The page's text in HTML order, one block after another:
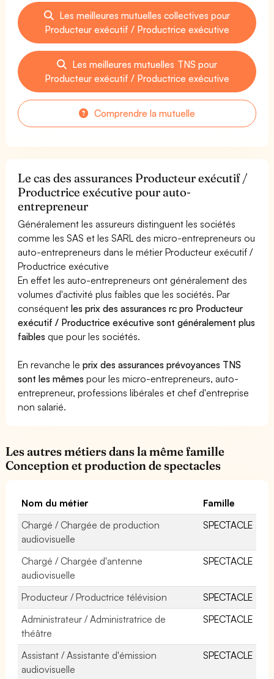
Les meilleures mutuelles collectives pour
Producteur exécutif / Productrice exécutive
Les meilleures mutuelles TNS pour
Producteur exécutif / Productrice exécutive
Comprendre la mutuelle
Le cas des assurances Producteur exécutif /
Productrice exécutive pour auto-
entrepreneur
Généralement les assureurs distinguent les sociétés
comme les SAS et les SARL des micro-entrepreneurs ou
auto-entrepreneurs dans le métier Producteur exécutif /
Productrice exécutive
En effet les auto-entrepreneurs ont généralement des
volumes d'activité plus faibles que les sociétés. Par
conséquentles prix des assurances rc pro Producteur
exécutif / Productrice exécutive sont généralement plus
faibles que pour les sociétés.
En revanche leprix des assurances prévoyances TNS
sont les mêmes pour les micro-entrepreneurs, auto-
entrepreneur, professions libérales et chef d'entreprise
non salarié.
Les autres métiers dans la même famille
Conception et production de spectacles
Nom du métier
Famille
Chargé / Chargée de production
audiovisuelle
SPECTACLE
Chargé / Chargée d'antenne
audiovisuelle
SPECTACLE
Producteur / Productrice télévision
SPECTACLE
Administrateur / Administratrice de
théâtre
SPECTACLE
Assistant / Assistante d'émission
audiovisuelle
SPECTACLE